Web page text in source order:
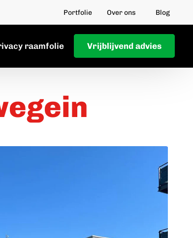
Portfolie Over ons Blog
raamfolie Vrijblijvend advies